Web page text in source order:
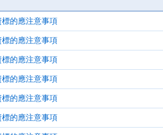
的應注意事項
的應注意事項
的應注意事項
的應注意事項
的應注意事項
的應注意事項